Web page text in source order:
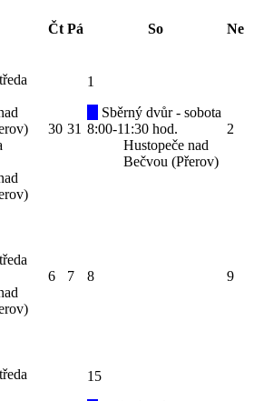
Čt Pá So Ne
30 31
1
Sběrný dvůr - sobota
8:00-11:30 hod.
Hustopeče nad
Bečvou (Přerov)
2
6 7 8 9
15